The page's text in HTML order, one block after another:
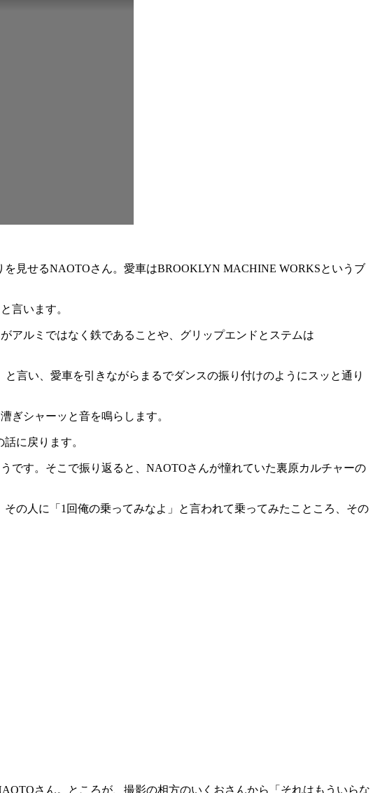
見せるNAOTOさん。愛車はBROOKLYN MACHINE WORKSというブ
言います。
アルミではなく鉄であることや、グリップエンドとステムは
言い、愛車を引きながらまるでダンスの振り付けのようにスッと通り
ぎシャーッと音を鳴らします。
に戻ります。
です。そこで振り返ると、NAOTOさんが憧れていた裏原カルチャーの
の人に「1回俺の乗ってみなよ」と言われて乗ってみたこところ、その
さん。ところが、撮影の相方のいくおさんから「それはもういらな